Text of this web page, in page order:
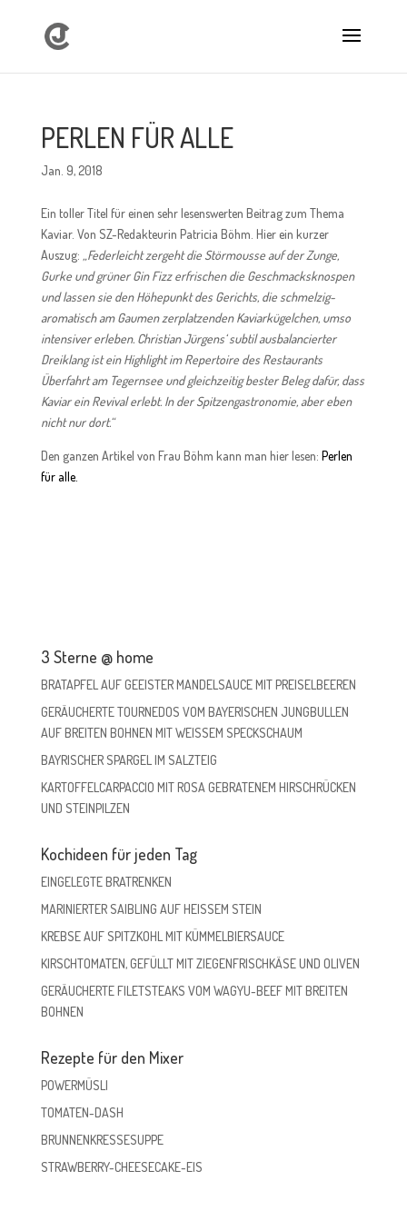
PERLEN FÜR ALLE
Jan. 9, 2018
Ein toller Titel für einen sehr lesenswerten Beitrag zum Thema
Kaviar. Von SZ-Redakteurin Patricia Böhm. Hier ein kurzer
Auszug: „Federleicht zergeht die Störmousse auf der Zunge,
Gurke und grüner Gin Fizz erfrischen die Geschmacksknospen
und lassen sie den Höhepunkt des Gerichts, die schmelzig-
aromatisch am Gaumen zerplatzenden Kaviarkügelchen, umso
intensiver erleben. Christian Jürgens‘ subtil ausbalancierter
Dreiklang ist ein Highlight im Repertoire des Restaurants
Überfahrt am Tegernsee und gleichzeitig bester Beleg dafür, dass
Kaviar ein Revival erlebt. In der Spitzengastronomie, aber eben
nicht nur dort.“
Den ganzen Artikel von Frau Böhm kann man hier lesen: Perlen
für alle.
3 Sterne @ home
BRATAPFEL AUF GEEISTER MANDELSAUCE MIT PREISELBEEREN
GERÄUCHERTE TOURNEDOS VOM BAYERISCHEN JUNGBULLEN
AUF BREITEN BOHNEN MIT WEISSEM SPECKSCHAUM
BAYRISCHER SPARGEL IM SALZTEIG
KARTOFFELCARPACCIO MIT ROSA GEBRATENEM HIRSCHRÜCKEN
UND STEINPILZEN
Kochideen für jeden Tag
EINGELEGTE BRATRENKEN
MARINIERTER SAIBLING AUF HEISSEM STEIN
KREBSE AUF SPITZKOHL MIT KÜMMELBIERSAUCE
KIRSCHTOMATEN, GEFÜLLT MIT ZIEGENFRISCHKÄSE UND OLIVEN
GERÄUCHERTE FILETSTEAKS VOM WAGYU-BEEF MIT BREITEN
BOHNEN
Rezepte für den Mixer
POWERMÜSLI
TOMATEN-DASH
BRUNNENKRESSESUPPE
STRAWBERRY-CHEESECAKE-EIS